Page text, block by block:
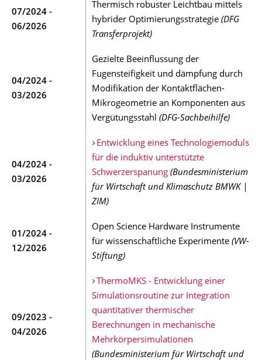
07/2024 -
06/2026
Thermisch robuster Leichtbau mittels
hybrider Optimierungsstrategie (DFG
Transferprojekt)
04/2024 -
03/2026
Gezielte Beeinflussung der
Fugensteifigkeit und dämpfung durch
Modifikation der Kontaktflächen-
Mikrogeometrie an Komponenten aus
Vergütungsstahl (DFG-Sachbeihilfe)
04/2024 -
03/2026
Entwicklung eines Technologiemoduls
für die induktiv unterstützte
Schwerzerspanung (Bundesministerium
für Wirtschaft und Klimaschutz BMWK |
ZIM)
01/2024 -
12/2026
Open Science Hardware Instrumente
für wissenschaftliche Experimente (VW-
Stiftung)
09/2023 -
04/2026
ThermoMKS - Entwicklung einer
Simulationsroutine zur Integration
quantitativer thermischer
Berechnungen in mechanische
Mehrkörpersimulationen
(Bundesministerium für Wirtschaft und